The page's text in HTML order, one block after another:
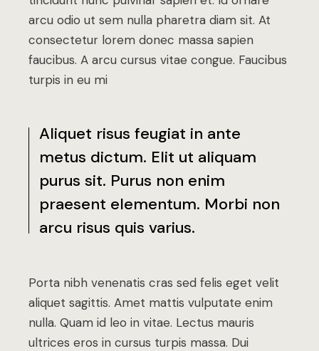
arcu odio ut sem nulla pharetra diam sit. At
consectetur lorem donec massa sapien
faucibus. A arcu cursus vitae congue. Faucibus
turpis in eu mi
Aliquet risus feugiat in ante
metus dictum. Elit ut aliquam
purus sit. Purus non enim
praesent elementum. Morbi non
arcu risus quis varius.
Porta nibh venenatis cras sed felis eget velit
aliquet sagittis. Amet mattis vulputate enim
nulla. Quam id leo in vitae. Lectus mauris
ultrices eros in cursus turpis massa. Dui